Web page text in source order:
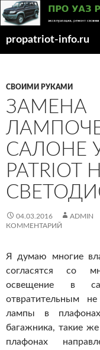
propatriot-info.ru
СВОИМИ РУКАМИ
ЗАМЕНА
САЛОНЕ
PATRIOT
04.03.2016 ADMIN
КОММЕНТАРИЙ
Я думаю многие
согласятся со
освещение в
отвратительным
лампы в
багажника, такие
плафонах